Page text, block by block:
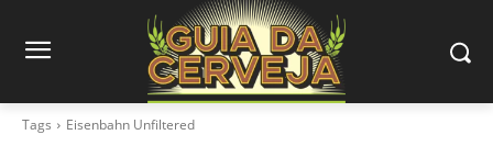
Tags Eisenbahn Unfiltered